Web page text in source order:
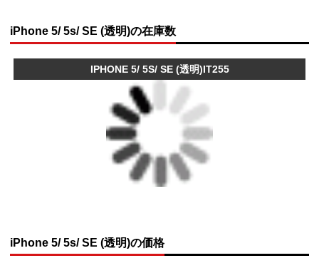
iPhone 5/ 5s/ SE (透明)の在庫数
IPHONE 5/ 5S/ SE (透明)IT255
iPhone 5/ 5s/ SE (透明)の価格